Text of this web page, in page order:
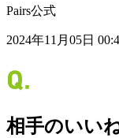
Pairs公式
2024年11月05日
相手のいい